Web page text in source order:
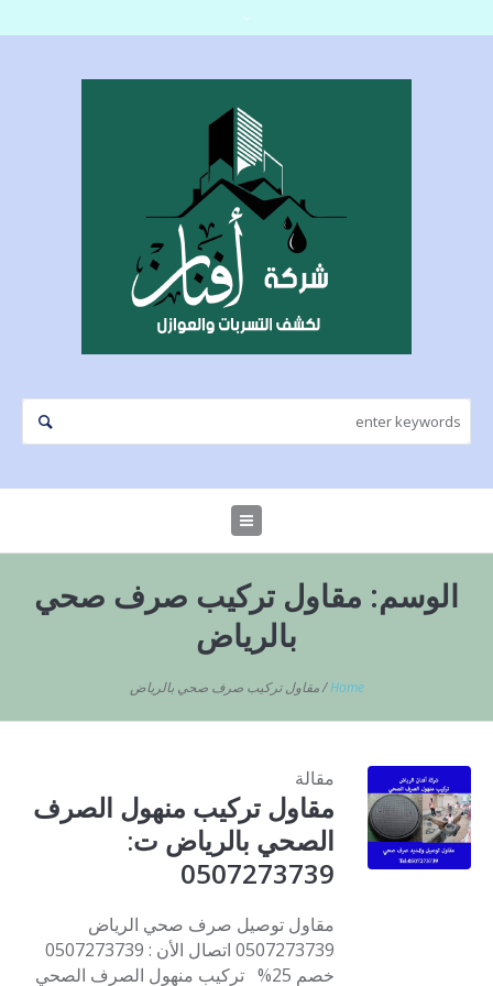
الوسم: مقاول تركيب صرف صحي
بالرياض
Home
/مقاول تركيب صرف صحي بالرياض
مقالة
مقاول تركيب منهول الصرف
الصحي بالرياض ت:
0507273739
مقاول توصيل صرف صحي الرياض
0507273739 اتصال الأن : 0507273739
خصم 25% تركيب منهول الصرف الصحي